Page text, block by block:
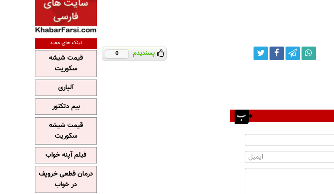
پسندیدم 0
لینک های مفید
قیمت شیشه
سکوریت
آلپاری
بیم دتکتور
قیمت شیشه
سکوریت
فیلم آپنه خواب
درمان قطعی خروپف
در خواب